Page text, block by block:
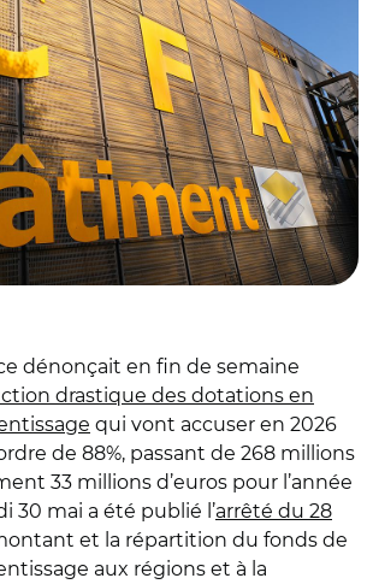
dénonçait en fin de semaine
drastique des dotations en
qui vont accuser en 2026
de 88%, passant de 268 millions
33 millions d’euros pour l’année
30 mai a été publié l’arrêté du 28
et la répartition du fonds de
aux régions et à la